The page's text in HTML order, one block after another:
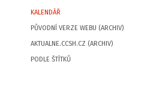
KALENDÁŘ
PŮVODNÍ VERZE WEBU (ARCHIV)
AKTUALNE.CCSH.CZ (ARCHIV)
PODLE ŠTÍTKŮ